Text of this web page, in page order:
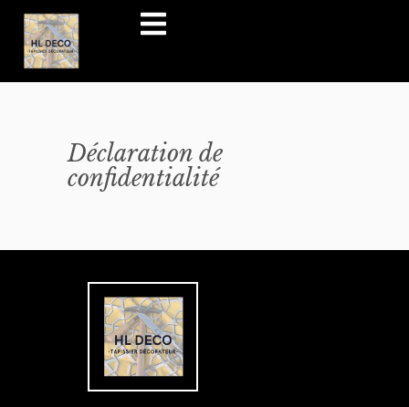
Déclaration de
confidentialité